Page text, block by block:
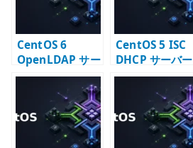
CentOS 6
OpenLDAP サー
バー構築 – slapd
と LDAP ディレ
クトリの基本
CentOS 5 ISC
DHCP サーバー
構築 –
dhcpd.conf と
配布設定